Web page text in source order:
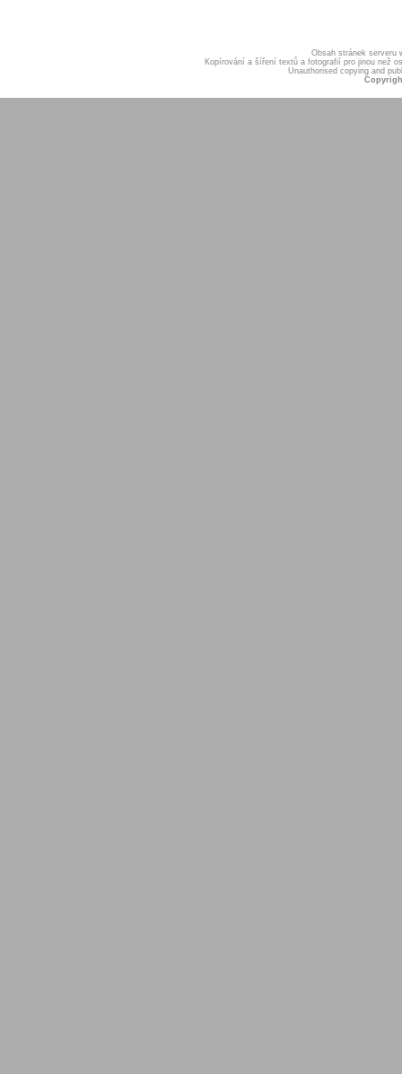
Obsah stránek serveru
Kopírování a šíření textů a fotografií pro jinou než
Unauthorised copying and